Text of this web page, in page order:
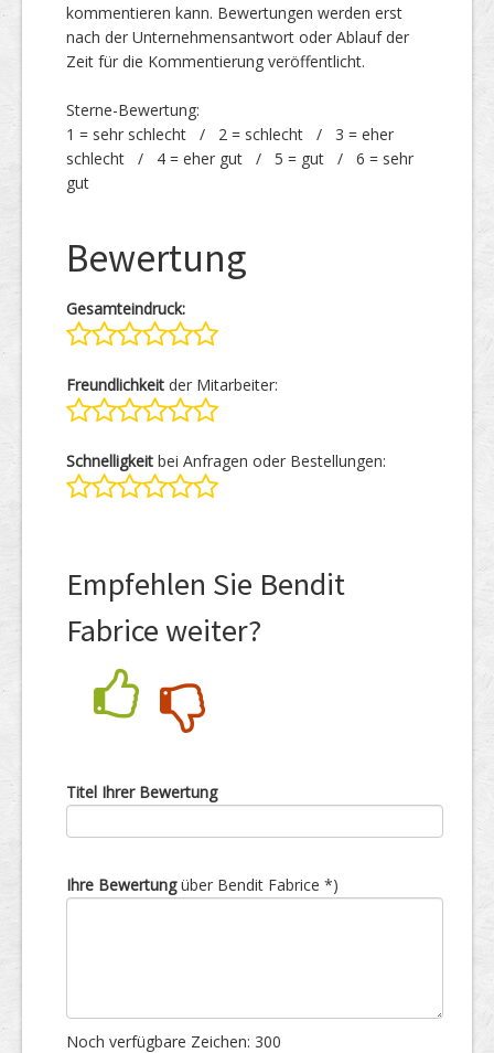
kommentieren kann. Bewertungen werden erst
nach der Unternehmensantwort oder Ablauf der
Zeit für die Kommentierung veröffentlicht.
Sterne-Bewertung:
1 = sehr schlecht / 2 = schlecht / 3 = eher
schlecht / 4 = eher gut / 5 = gut / 6 = sehr
gut
Bewertung
Gesamteindruck:
Freundlichkeit der Mitarbeiter:
Schnelligkeit bei Anfragen oder Bestellungen:
Empfehlen Sie Bendit
Fabrice weiter?
Titel Ihrer Bewertung
Ihre Bewertungüber Bendit Fabrice *)
Noch verfügbare Zeichen: 300